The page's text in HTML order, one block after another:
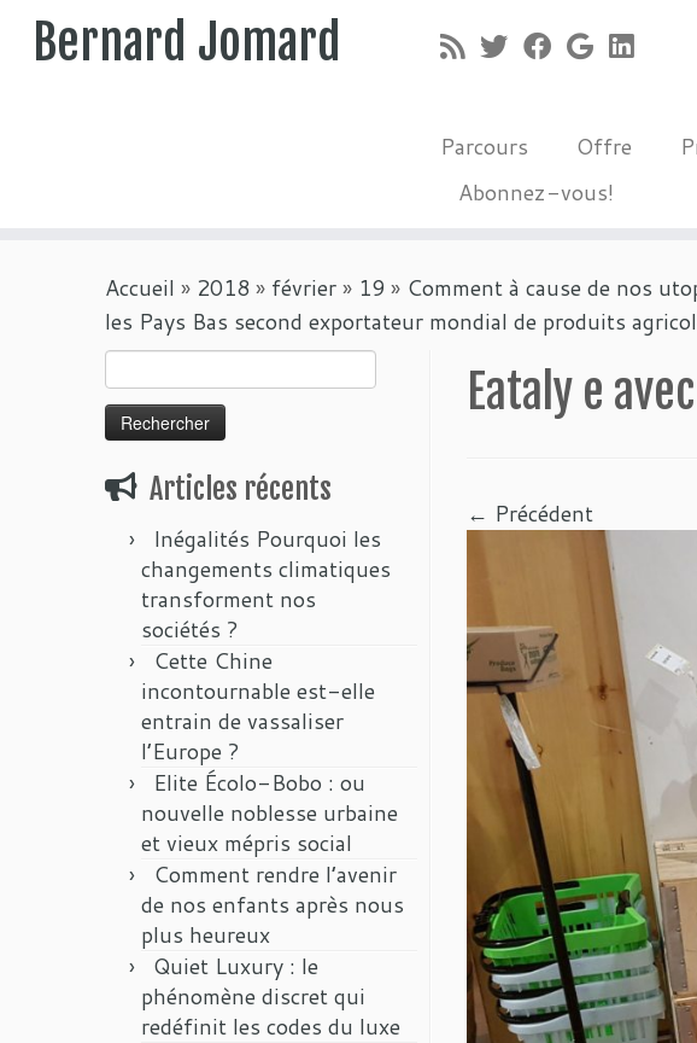
Bernard Jomard
Parcours Offre
Abonnez-vous!
Accueil » 2018 » février» 19 » Comment à cause de nos
les Pays Bas second exportateur mondial de produits
Articles récents
Inégalités Pourquoi les
changements climatiques
transforment nos
sociétés ?
Cette Chine
incontournable est-elle
entrain de vassaliser
l’Europe ?
Elite Écolo-Bobo : ou
nouvelle noblesse urbaine
et vieux mépris social
Comment rendre l’avenir
de nos enfants après nous
plus heureux
Quiet Luxury : le
phénomène discret qui
redéfinit les codes du luxe
Eataly e
← Précédent